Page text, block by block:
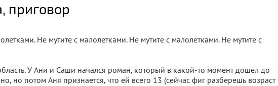
приговор
Не мутите с малолетками. Не мутите с малолетками. Не мутите с
У Ани и Саши начался роман, который в какой-то момент дошел до
но потом Аня признается, что ей всего 13 (сейчас фиг разберешь возраст